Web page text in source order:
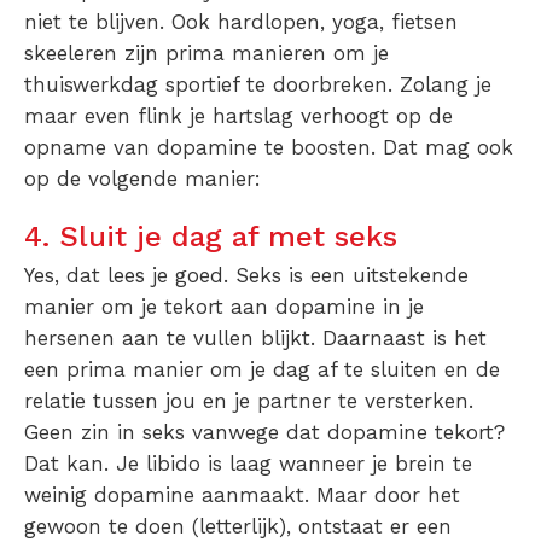
niet te blijven. Ook hardlopen, yoga, fietsen
skeeleren zijn prima manieren om je
thuiswerkdag sportief te doorbreken. Zolang je
maar even flink je hartslag verhoogt op de
opname van dopamine te boosten. Dat mag ook
op de volgende manier:
4. Sluit je dag af met seks
Yes, dat lees je goed. Seks is een uitstekende
manier om je tekort aan dopamine in je
hersenen aan te vullen blijkt. Daarnaast is het
een prima manier om je dag af te sluiten en de
relatie tussen jou en je partner te versterken.
Geen zin in seks vanwege dat dopamine tekort?
Dat kan. Je libido is laag wanneer je brein te
weinig dopamine aanmaakt. Maar door het
gewoon te doen (letterlijk), ontstaat er een